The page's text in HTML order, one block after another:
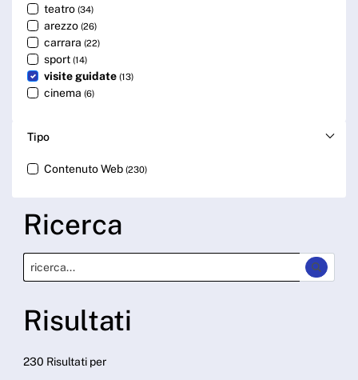
teatro (34)
arezzo (26)
carrara (22)
sport (14)
visite guidate (13)
cinema (6)
Tipo
Contenuto Web (230)
Ricerca
Risultati
230 Risultati per